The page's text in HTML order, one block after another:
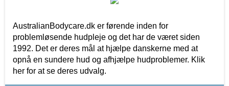
AustralianBodycare.dk er førende inden for
problemløsende hudpleje og det har de været siden
1992. Det er deres mål at hjælpe danskerne med at
opnå en sundere hud og afhjælpe hudproblemer. Klik
her for at se deres udvalg.